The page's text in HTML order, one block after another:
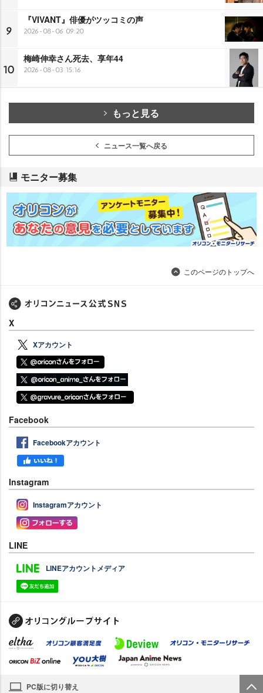
9
『VIVANT』俳優がツッコミの声
2026-08-06 09:20
10
梅崎伸幸さん死去、享年44
2026-08-03 15:16
もっと見る
ニュース一覧へ戻る
モニター募集
このページのトップへ
X
Xアカウント
Facebook
Facebookアカウント
Instagram
Instagramアカウント
LINE
LINEアカウントメディア
PC版に切り替え